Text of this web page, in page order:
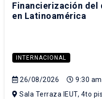
Financierización del
en Latinoamérica
INTERNACIONAL
26/08/2026
9:30 am
Sala Terraza IEUT, 4to